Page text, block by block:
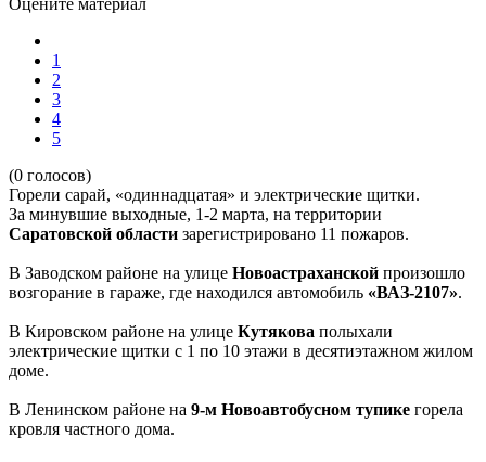
1
2
3
4
5
(0 голосов)
Горели сарай, «одиннадцатая» и электрические щитки.
За минувшие выходные, 1-2 марта, на территории
Саратовской области зарегистрировано 11 пожаров.
В Заводском районе на улице Новоастраханской произошло
возгорание в гараже, где находился автомобиль «ВАЗ-2107».
В Кировском районе на улице Кутякова полыхали
электрические щитки с 1 по 10 этажи в десятиэтажном жилом
доме.
В Ленинском районе на 9-м Новоавтобусном тупике горела
кровля частного дома.